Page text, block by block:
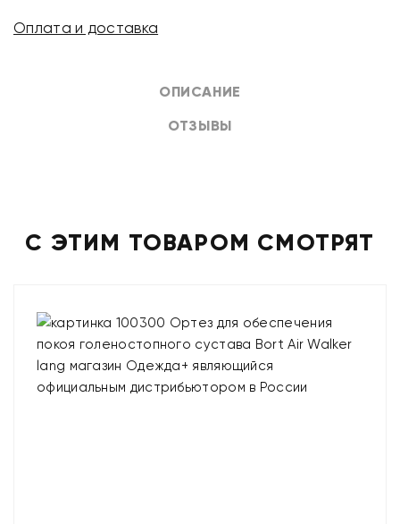
ОПИСАНИЕ
ОТЗЫВЫ
Оплата и доставка
С ЭТИМ ТОВАРОМ СМОТРЯТ